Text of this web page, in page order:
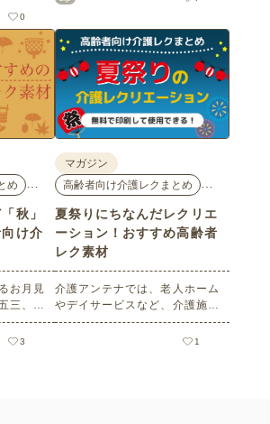
秋の思
いやす
満載で
ためお
でお使
0
老人ホームやデイサービスでの
レクリエーション、ご自宅での
趣味のお時間などさまざまなシ
ーンでぜひご活用ください。
め
秋」
け介
お月見
三、深
りな
トがた
3
マガジン
高齢者向け介護レクまとめ
夏祭りにちなんだレクリエ
ーション！おすすめ高齢者
レク素材
介護アンテナでは、老人ホーム
やデイサービスなど、介護施設
で使える高齢者向けレクリエー
ション素材をたくさんご用意し
1